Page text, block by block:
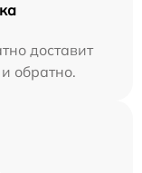
доставит
обратно.